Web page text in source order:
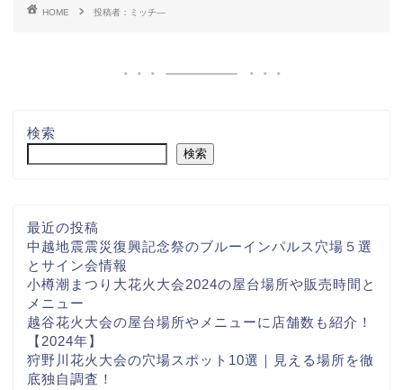
HOME 投稿者：ミッチ―
検索
検索
最近の投稿
中越地震震災復興記念祭のブルーインパルス穴場５選
とサイン会情報
小樽潮まつり大花火大会2024の屋台場所や販売時間と
メニュー
越谷花火大会の屋台場所やメニューに店舗数も紹介！
【2024年】
狩野川花火大会の穴場スポット10選｜見える場所を徹
底独自調査！